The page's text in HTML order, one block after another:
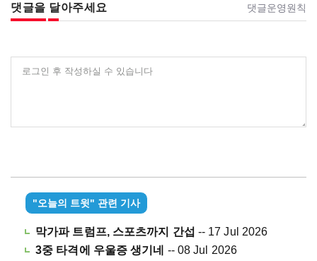
댓글을 달아주세요 댓글운영원칙
로그인 후 작성하실 수 있습니다
"오늘의 트윗" 관련 기사
막가파 트럼프, 스포츠까지 간섭 -- 17 Jul 2026
3중 타격에 우울증 생기네
-- 08 Jul 2026